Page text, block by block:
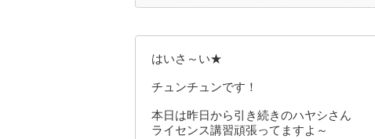
はいさ～い★
チュンチュンです！
本日は昨日から引き続きのハヤシさん
ライセンス講習頑張ってますよ～